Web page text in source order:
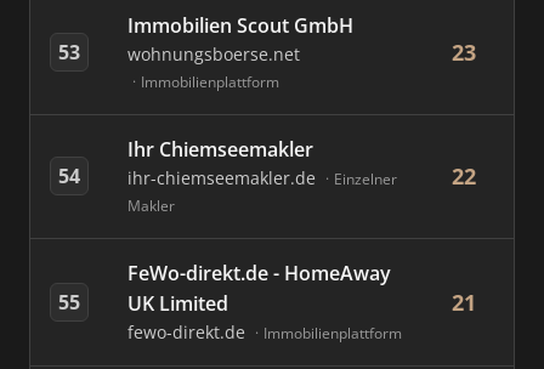
53
Immobilien Scout GmbH
wohnungsboerse.net
Immobilienplattform
23
54
Ihr Chiemseemakler
ihr-chiemseemakler.de
Einzelner
Makler
22
55
FeWo-direkt.de - HomeAway
UK Limited
fewo-direkt.de Immobilienplattform
21